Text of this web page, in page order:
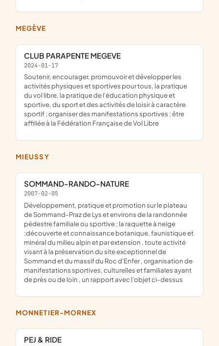
MEGÈVE
CLUB PARAPENTE MEGEVE
2024-01-17
soutenir, encourager, promouvoir et développer les
activités physiques et sportives pour tous, la pratique
du vol libre, la pratique de l'éducation physique et
sportive, du sport et des activités de loisir à caractère
sportif ; organiser des manifestations sportives ; être
affiliée à la Fédération Française de Vol Libre
MIEUSSY
SOMMAND-RANDO-NATURE
2007-02-05
développement, pratique et promotion sur le plateau
de Sommand-Praz de Lys et environs de la randonnée
pédestre familiale ou sportive ; la raquette à neige
;découverte et connaissance botanique, faunistique et
minéral du milieu alpin et par extension , toute activité
visant à la préservation du site exceptionnel de
Sommand et du massif du Roc d'Enfer , organisation de
manifestations sportives, culturelles et familiales ayant
de près ou de loin , un rapport avec l'objet ci-dessus
MONNETIER-MORNEX
PEJ & RIDE